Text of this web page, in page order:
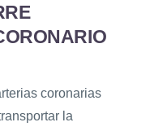
coronarias
la